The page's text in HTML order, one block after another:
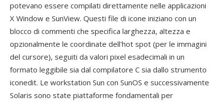
potevano essere compilati direttamente nelle applicazioni
X Window e SunView. Questi file di icone iniziano con un
blocco di commenti che specifica larghezza, altezza e
opzionalmente le coordinate dell'hot spot (per le immagini
del cursore), seguiti da valori pixel esadecimali in un
formato leggibile sia dal compilatore C sia dallo strumento
iconedit. Le workstation Sun con SunOS e successivamente
Solaris sono state piattaforme fondamentali per